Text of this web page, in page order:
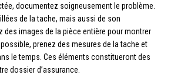
documentez soigneusement le problème.
de la tache, mais aussi de son
des images de la pièce entière pour montrer
possible, prenez des mesures de la tache et
le temps. Ces éléments constitueront des
dossier d’assurance.